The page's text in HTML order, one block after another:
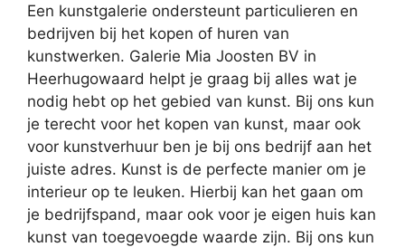
Een kunstgalerie ondersteunt particulieren en
bedrijven bij het kopen of huren van
kunstwerken. Galerie Mia Joosten BV in
Heerhugowaard helpt je graag bij alles wat je
nodig hebt op het gebied van kunst. Bij ons kun
je terecht voor het kopen van kunst, maar ook
voor kunstverhuur ben je bij ons bedrijf aan het
juiste adres. Kunst is de perfecte manier om je
interieur op te leuken. Hierbij kan het gaan om
je bedrijfspand, maar ook voor je eigen huis kan
kunst van toegevoegde waarde zijn. Bij ons kun